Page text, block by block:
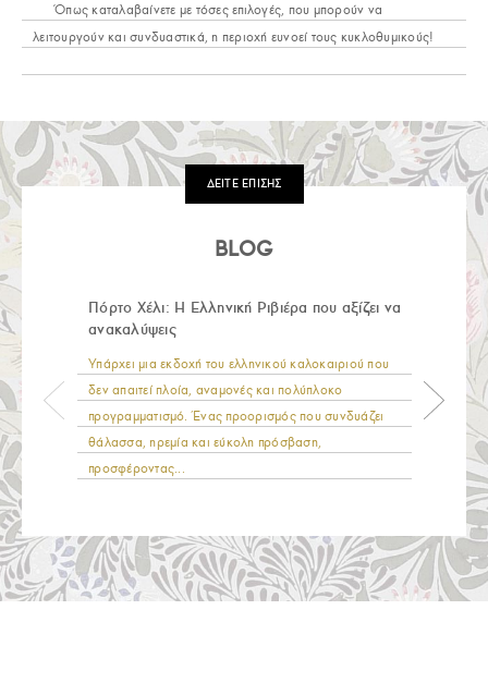
Όπως καταλαβαίνετε με τόσες επιλογές, που μπορούν να
λειτουργούν και συνδυαστικά, η περιοχή ευνοεί τους κυκλοθυμικούς!
ΔΕΙΤΕ ΕΠΙΣΗΣ
BLOG
Πόρτο Χέλι: Η Ελληνική Ριβιέρα που αξίζει να
ανακαλύψεις
Υπάρχει μια εκδοχή του ελληνικού καλοκαιριού που
δεν απαιτεί πλοία, αναμονές και πολύπλοκο
προγραμματισμό. Ένας προορισμός που συνδυάζει
θάλασσα, ηρεμία και εύκολη πρόσβαση,
προσφέροντας...